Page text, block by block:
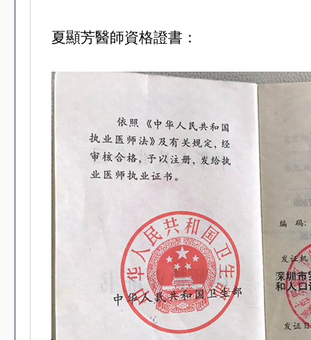
夏顯芳醫師資格證書：